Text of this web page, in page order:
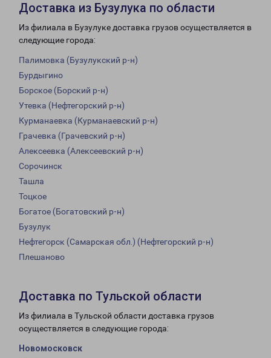
Доставка из Бузулука по области
Из филиала в Бузулуке доставка грузов осуществляется в
следующие города:
Палимовка (Бузулукский р-н)
Бурдыгино
Борское (Борский р-н)
Утевка (Нефтегорский р-н)
Курманаевка (Курманаевский р-н)
Грачевка (Грачевский р-н)
Алексеевка (Алексеевский р-н)
Сорочинск
Ташла
Тоцкое
Богатое (Богатовский р-н)
Бузулук
Нефтегорск (Самарская обл.) (Нефтегорский р-н)
Плешаново
Доставка по Тульской области
Из филиала в Тульской области доставка грузов
осуществляется в следующие города:
Новомосковск